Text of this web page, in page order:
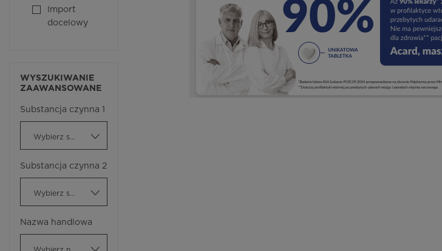
Import
docelowy
WYSZUKIWANIE
ZAAWANSOWANE
Substancja czynna 1
Substancja czynna 2
Nazwa handlowa